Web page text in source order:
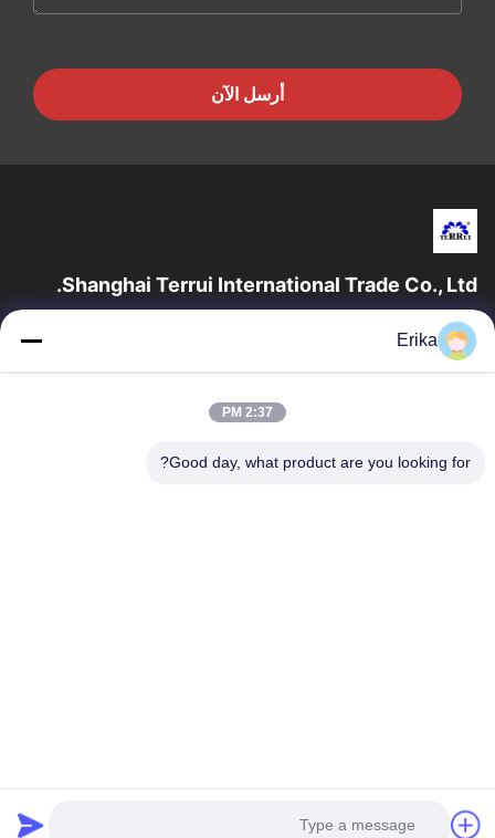
أرسل الآن
Shanghai Terrui International Trade Co., Ltd.
في تطوير وتصنيع وبيع معدات الثروة الحيوانية.
روابط سريعة
منتجات
معلومات عنا
ضبط الجودة
Erika
2:37 PM
Good day, what product are you looking for?